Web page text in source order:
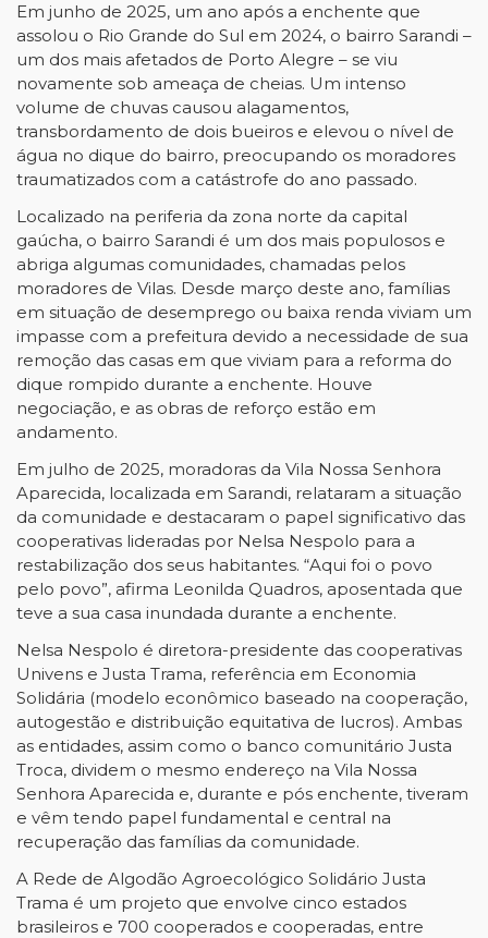
Em junho de 2025, um ano após a enchente que
assolou o Rio Grande do Sul em 2024, o bairro Sarandi –
um dos mais afetados de Porto Alegre – se viu
novamente sob ameaça de cheias. Um intenso
volume de chuvas causou alagamentos,
transbordamento de dois bueiros e elevou o nível de
água no dique do bairro, preocupando os moradores
traumatizados com a catástrofe do ano passado.
Localizado na periferia da zona norte da capital
gaúcha, o bairro Sarandi é um dos mais populosos e
abriga algumas comunidades, chamadas pelos
moradores de Vilas. Desde março deste ano, famílias
em situação de desemprego ou baixa renda viviam um
impasse com a prefeitura devido a necessidade de sua
remoção das casas em que viviam para a reforma do
dique rompido durante a enchente. Houve
negociação, e as obras de reforço estão em
andamento.
Em julho de 2025, moradoras da Vila Nossa Senhora
Aparecida, localizada em Sarandi, relataram a situação
da comunidade e destacaram o papel significativo das
cooperativas lideradas por Nelsa Nespolo para a
restabilização dos seus habitantes. “Aqui foi o povo
pelo povo”, afirma Leonilda Quadros, aposentada que
teve a sua casa inundada durante a enchente.
Nelsa Nespolo é diretora-presidente das cooperativas
Univens e Justa Trama, referência em Economia
Solidária (modelo econômico baseado na cooperação,
autogestão e distribuição equitativa de lucros). Ambas
as entidades, assim como o banco comunitário Justa
Troca, dividem o mesmo endereço na Vila Nossa
Senhora Aparecida e, durante e pós enchente, tiveram
e vêm tendo papel fundamental e central na
recuperação das famílias da comunidade.
A Rede de Algodão Agroecológico Solidário Justa
Trama é um projeto que envolve cinco estados
brasileiros e 700 cooperados e cooperadas, entre